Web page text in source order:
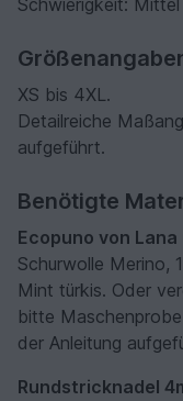
Schwierigkeit: Mittel
XS bis 4XL.
Detailreiche
aufgeführt.
Benötigte
Ecopuno von Lana
Schurwolle Merino,
Mint türkis. Oder
bitte
der Anleitung
Rundstricknadel